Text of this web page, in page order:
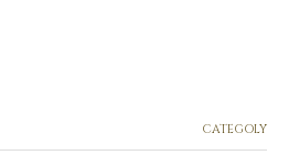
CATEGOLY